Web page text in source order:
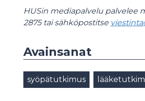
HUSin mediapalvelu palvelee
2875 tai sähköpostitse
Avainsanat
syöpätutkimus